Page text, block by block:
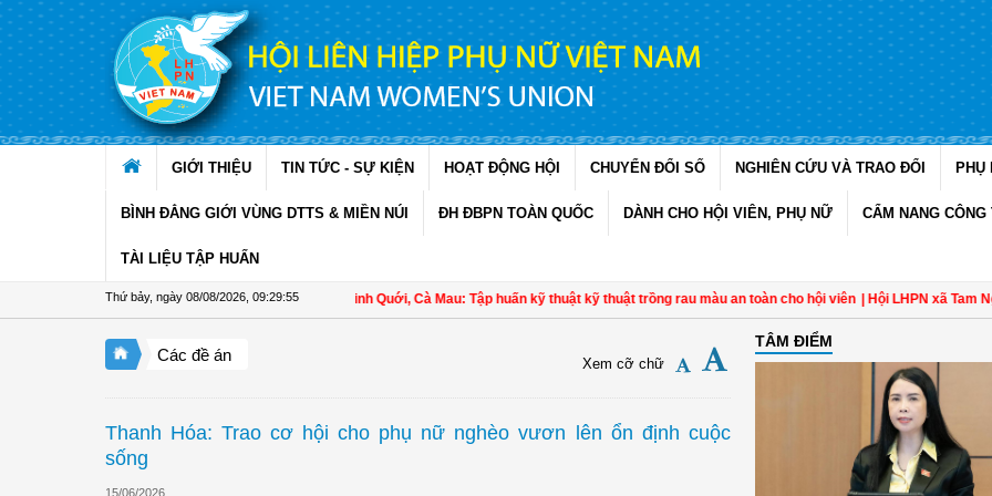
Truy cập nội dung luôn
GIỚI THIỆU TIN TỨC - SỰ KIỆN HOẠT ĐỘNG HỘI CHUYỂN ĐỔI SỐ NGHIÊN CỨU VÀ TRAO ĐỔI PHỤ
BÌNH ĐẲNG GIỚI VÙNG DTTS & MIỀN NÚI ĐH ĐBPN TOÀN QUỐC DÀNH CHO HỘI VIÊN, PHỤ NỮ CẨM NANG CÔNG
TÀI LIỆU TẬP HUẤN
Thứ bảy, ngày 08/08/2026 09:29:55
Hội LHPN xã Ninh Quới, Cà Mau: Tập huấn kỹ thuật kỹ thuật trồng rau màu an toàn cho hội viên | Hội LHPN xã Tam Ngãi,
Các đề án Xem cỡ chữ
Thanh Hóa: Trao cơ hội cho phụ nữ nghèo vươn lên ổn định cuộc
sống
15/06/2026
TÂM ĐIỂM